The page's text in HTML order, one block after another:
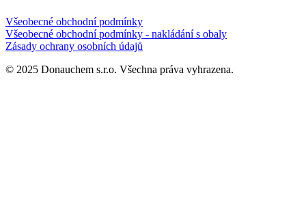
Všeobecné obchodní podmínky
Všeobecné obchodní podmínky - nakládání s obaly
Zásady ochrany osobních údajů
© 2025 Donauchem s.r.o. Všechna práva vyhrazena.